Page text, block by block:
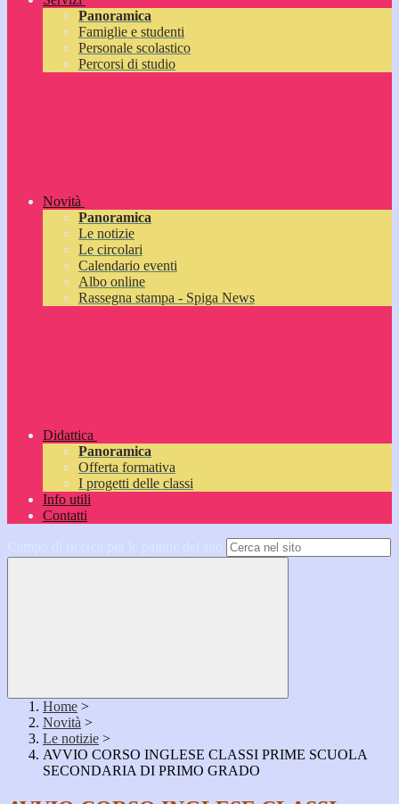
Panoramica
Famiglie e studenti
Personale scolastico
Percorsi di studio
Novità
Panoramica
Le notizie
Le circolari
Calendario eventi
Albo online
Rassegna stampa - Spiga News
Didattica
Panoramica
Offerta formativa
I progetti delle classi
Info utili
Contatti
Home >
Novità >
Le notizie >
AVVIO CORSO INGLESE CLASSI PRIME SCUOLA
SECONDARIA DI PRIMO GRADO